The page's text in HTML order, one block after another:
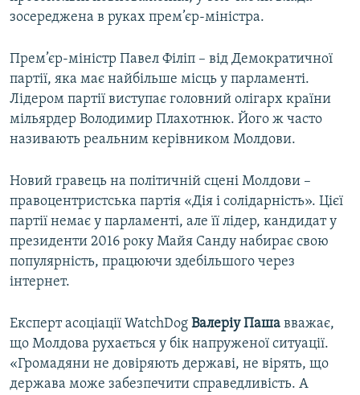
зосереджена в руках прем’єр-міністра.
Прем’єр-міністр Павел Філіп – від Демократичної
партії, яка має найбільше місць у парламенті.
Лідером партії виступає головний олігарх країни
мільярдер Володимир Плахотнюк. Його ж часто
називають реальним керівником Молдови.
Новий гравець на політичній сцені Молдови –
правоцентристська партія «Дія і солідарність». Цієї
партії немає у парламенті, але її лідер, кандидат у
президенти 2016 року Майя Санду набирає свою
популярність, працюючи здебільшого через
інтернет.
Експерт асоціації WatchDog Валеріу Паша вважає,
що Молдова рухається у бік напруженої ситуації.
«Громадяни не довіряють державі, не вірять, що
держава може забезпечити справедливість. А